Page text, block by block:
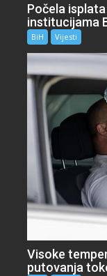
Počela
institucijama
BiH Vijesti
Visoke
putovanja